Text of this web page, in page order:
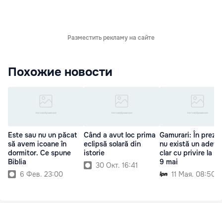
Разместить рекламу на сайте
Похожие новости
Este sau nu un păcat
să avem icoane în
dormitor. Ce spune
Biblia
6 Фев. 23:00
Când a avut loc prima
eclipsă solară din
istorie
30 Окт. 16:41
Gamurari: În
nu există un
clar cu privire la
9 mai
11 Мая. 08:50